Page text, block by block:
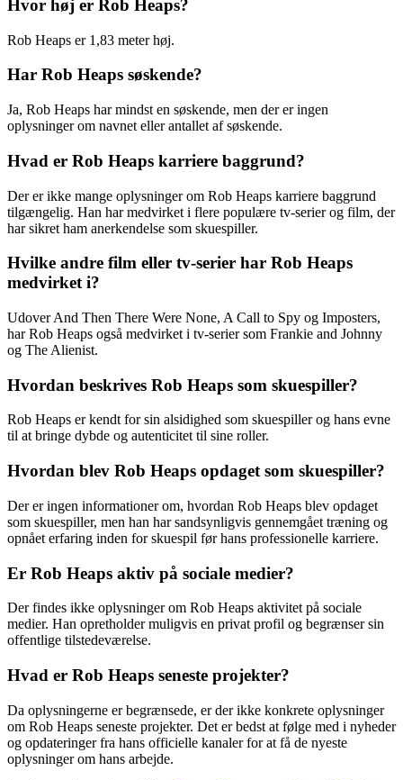
Hvor høj er Rob Heaps?
Rob Heaps er 1,83 meter høj.
Har Rob Heaps søskende?
Ja, Rob Heaps har mindst en søskende, men der er ingen
oplysninger om navnet eller antallet af søskende.
Hvad er Rob Heaps karriere baggrund?
Der er ikke mange oplysninger om Rob Heaps karriere baggrund
tilgængelig. Han har medvirket i flere populære tv-serier og film, der
har sikret ham anerkendelse som skuespiller.
Hvilke andre film eller tv-serier har Rob Heaps
medvirket i?
Udover And Then There Were None, A Call to Spy og Imposters,
har Rob Heaps også medvirket i tv-serier som Frankie and Johnny
og The Alienist.
Hvordan beskrives Rob Heaps som skuespiller?
Rob Heaps er kendt for sin alsidighed som skuespiller og hans evne
til at bringe dybde og autenticitet til sine roller.
Hvordan blev Rob Heaps opdaget som skuespiller?
Der er ingen informationer om, hvordan Rob Heaps blev opdaget
som skuespiller, men han har sandsynligvis gennemgået træning og
opnået erfaring inden for skuespil før hans professionelle karriere.
Er Rob Heaps aktiv på sociale medier?
Der findes ikke oplysninger om Rob Heaps aktivitet på sociale
medier. Han opretholder muligvis en privat profil og begrænser sin
offentlige tilstedeværelse.
Hvad er Rob Heaps seneste projekter?
Da oplysningerne er begrænsede, er der ikke konkrete oplysninger
om Rob Heaps seneste projekter. Det er bedst at følge med i nyheder
og opdateringer fra hans officielle kanaler for at få de nyeste
oplysninger om hans arbejde.